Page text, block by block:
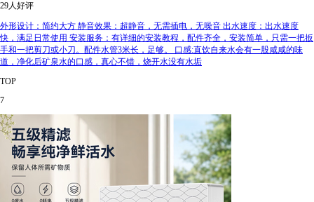
29人好评
外形设计：简约大方 静音效果：超静音，无需插电，无噪音 出水速度：出水速度
快，满足日常使用 安装服务：有详细的安装教程，配件齐全，安装简单，只需一把扳
手和一把剪刀或小刀。配件水管3米长，足够。 口感:直饮自来水会有一股咸咸的味
道，净化后矿泉水的口感，真心不错，烧开水没有水垢
TOP
7